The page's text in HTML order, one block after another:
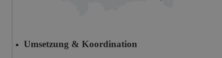
Umsetzung & Koordination